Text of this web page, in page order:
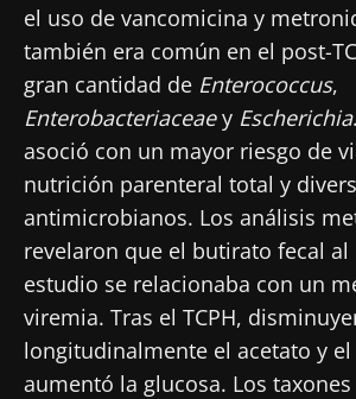
el uso de vancomicina y
también era común en el post-
gran cantidad de Enterococcus,
Enterobacteriaceaey Escherichia
asoció con un mayor riesgo de
nutrición parenteral total y
antimicrobianos. Los análisis
revelaron que el butirato fecal al
estudio se relacionaba con un
viremia. Tras el TCPH,
longitudinalmente el acetato y
aumentó la glucosa. Los